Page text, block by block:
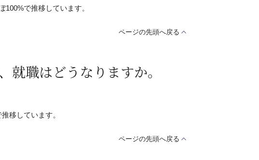
で推移しています。
ページの先頭へ戻る
就職はどうなりますか。
移しています。
ページの先頭へ戻る